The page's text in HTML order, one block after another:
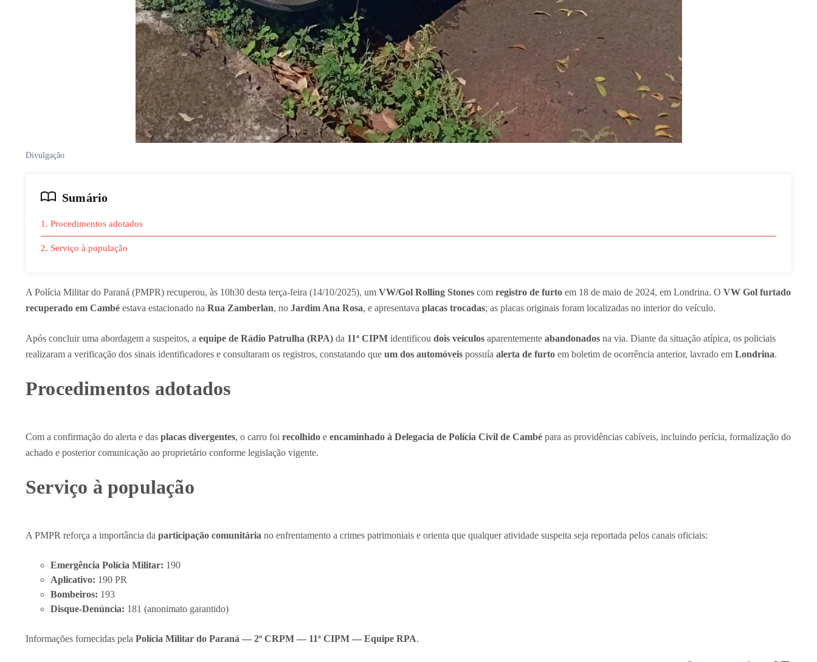
Divulgação
Sumário
1. Procedimentos adotados
2. Serviço à população
A Polícia Militar do Paraná (PMPR) recuperou, às 10h30 desta terça-feira (14/10/2025), um VW/Gol Rolling Stones com registro de furto em 18 de maio de 2024, em Londrina. O VW Gol furtado
recuperado em Cambé estava estacionado na Rua Zamberlan, no Jardim Ana Rosa, e apresentava placas trocadas; as placas originais foram localizadas no interior do veículo.
Após concluir uma abordagem a suspeitos, a equipe de Rádio Patrulha (RPA) da 11ª CIPM identificou dois veículos aparentemente abandonados na via. Diante da situação atípica, os policiais
realizaram a verificação dos sinais identificadores e consultaram os registros, constatando que um dos automóveis possuía alerta de furto em boletim de ocorrência anterior, lavrado em Londrina.
Procedimentos adotados
Com a confirmação do alerta e das placas divergentes, o carro foi recolhido e encaminhado à Delegacia de Polícia Civil de Cambé para as providências cabíveis, incluindo perícia, formalização do
achado e posterior comunicação ao proprietário conforme legislação vigente.
Serviço à população
A PMPR reforça a importância da participação comunitária no enfrentamento a crimes patrimoniais e orienta que qualquer atividade suspeita seja reportada pelos canais oficiais:
Emergência Polícia Militar: 190
Aplicativo: 190 PR
Bombeiros: 193
Disque-Denúncia: 181 (anonimato garantido)
Informações fornecidas pela Polícia Militar do Paraná — 2º CRPM — 11ª CIPM — Equipe RPA.